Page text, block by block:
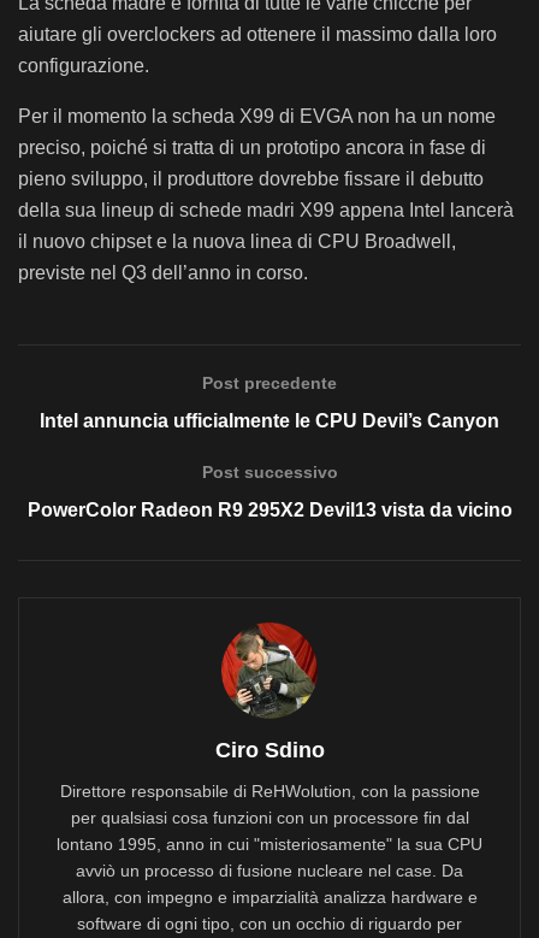
aiutare gli overclockers ad ottenere il massimo dalla loro
configurazione.
Per il momento la scheda X99 di EVGA non ha un nome
preciso, poiché si tratta di un prototipo ancora in fase di
pieno sviluppo, il produttore dovrebbe fissare il debutto
della sua lineup di schede madri X99 appena Intel lancerà
il nuovo chipset e la nuova linea di CPU Broadwell,
previste nel Q3 dell’anno in corso.
Post precedente
Intel annuncia ufficialmente le CPU Devil’s Canyon
Post successivo
PowerColor Radeon R9 295X2 Devil13 vista da vicino
Ciro Sdino
Direttore responsabile di ReHWolution, con la passione
per qualsiasi cosa funzioni con un processore fin dal
lontano 1995, anno in cui "misteriosamente" la sua CPU
avviò un processo di fusione nucleare nel case. Da
allora, con impegno e imparzialità analizza hardware e
software di ogni tipo, con un occhio di riguardo per